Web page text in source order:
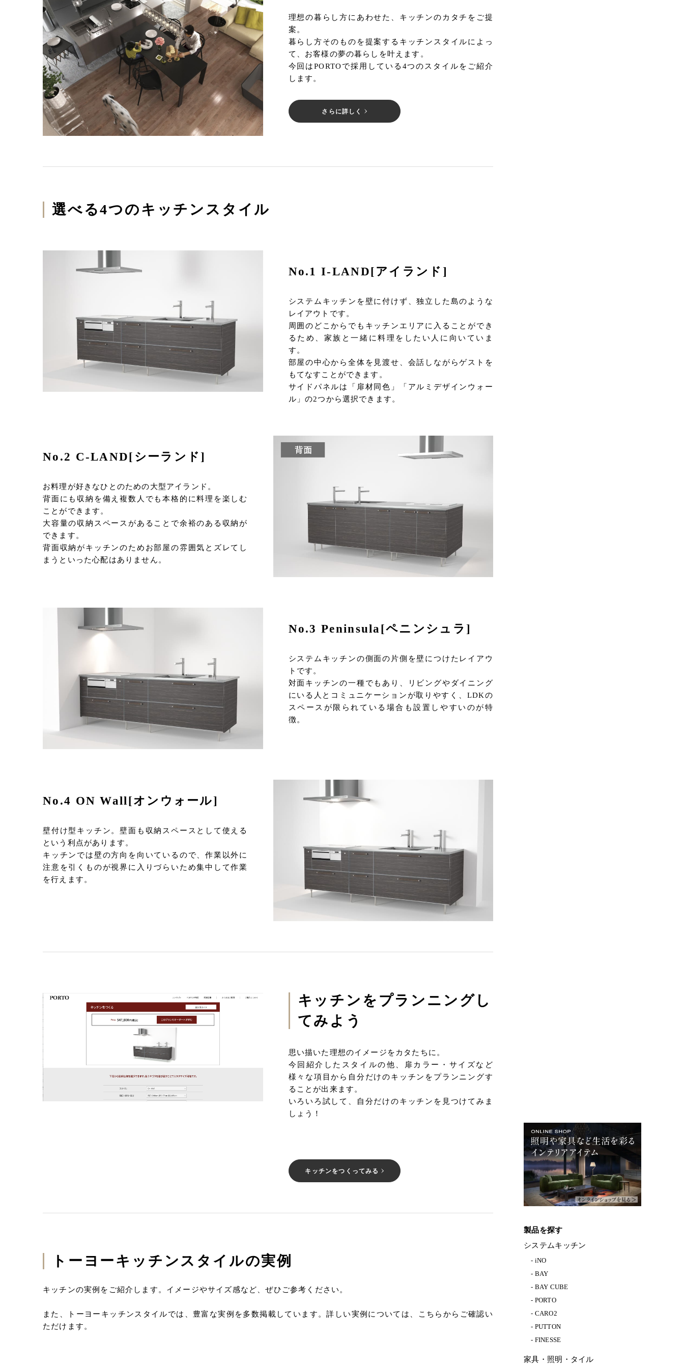
理想の暮らし方にあわせた、キッチンのカタチをご提
案。
暮らし方そのものを提案するキッチンスタイルによっ
て、お客様の夢の暮らしを叶えます。
今回はPORTOで採用している4つのスタイルをご紹介
します。
さらに詳しく
選べる4つのキッチンスタイル
No.1 I-LAND[アイランド]
システムキッチンを壁に付けず、独立した島のような
レイアウトです。
周囲のどこからでもキッチンエリアに入ることができ
るため、家族と一緒に料理をしたい人に向いていま
す。
部屋の中心から全体を見渡せ、会話しながらゲストを
もてなすことができます。
サイドパネルは「扉材同色」「アルミデザインウォー
ル」の2つから選択できます。
No.2 C-LAND[シーランド]
お料理が好きなひとのための大型アイランド。
背面にも収納を備え複数人でも本格的に料理を楽しむ
ことができます。
大容量の収納スペースがあることで余裕のある収納が
できます。
背面収納がキッチンのためお部屋の雰囲気とズレてし
まうといった心配はありません。
No.3 Peninsula[ペニンシュラ]
システムキッチンの側面の片側を壁につけたレイアウ
トです。
対面キッチンの一種でもあり、リビングやダイニング
にいる人とコミュニケーションが取りやすく、LDKの
スペースが限られている場合も設置しやすいのが特
徴。
No.4 ON Wall[オンウォール]
壁付け型キッチン。壁面も収納スペースとして使える
という利点があります。
キッチンでは壁の方向を向いているので、作業以外に
注意を引くものが視界に入りづらいため集中して作業
を行えます。
キッチンをプランニングし
てみよう
思い描いた理想のイメージをカタたちに。
今回紹介したスタイルの他、扉カラー・サイズなど
様々な項目から自分だけのキッチンをプランニングす
ることが出来ます。
いろいろ試して、自分だけのキッチンを見つけてみま
しょう！
キッチンをつくってみる
トーヨーキッチンスタイルの実例
キッチンの実例をご紹介します。イメージやサイズ感など、ぜひご参考ください。
また、トーヨーキッチンスタイルでは、豊富な実例を多数掲載しています。詳しい実例については、こちらからご確認い
ただけます。
製品を探す
システムキッチン
iNO
BAY
BAY CUBE
PORTO
CARO2
PUTTON
FINESSE
家具・照明・タイル